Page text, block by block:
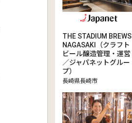
THE STADIUM BREWS
NAGASAKI（クラフト
ビール醸造管理・運営
／ジャパネットグルー
プ）
長崎県長崎市